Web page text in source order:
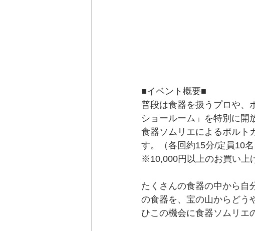
■イベント概要■
普段は食器を扱うプロや、
ショールーム」を特別に開
食器ソムリエによるポルト
す。（各回約15分/定員10
※10,000円以上のお買い上
たくさんの食器の中から自
の食器を、宝の山からどう
ひこの機会に食器ソムリ